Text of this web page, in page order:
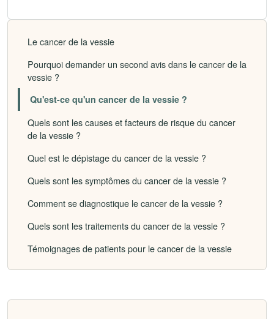
Le cancer de la vessie
Pourquoi demander un second avis dans le cancer de la
vessie ?
Qu'est-ce qu'un cancer de la vessie ?
Quels sont les causes et facteurs de risque du cancer
de la vessie ?
Quel est le dépistage du cancer de la vessie ?
Quels sont les symptômes du cancer de la vessie ?
Comment se diagnostique le cancer de la vessie ?
Quels sont les traitements du cancer de la vessie ?
Témoignages de patients pour le cancer de la vessie